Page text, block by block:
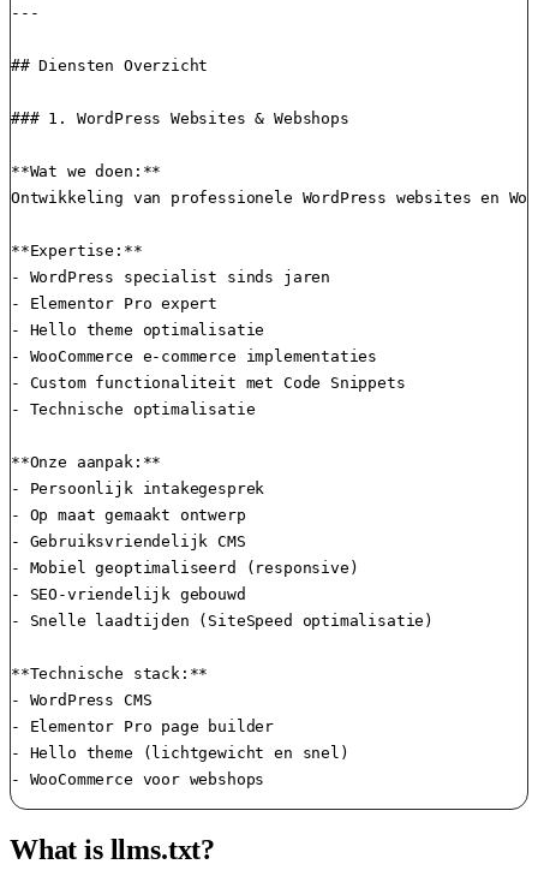
---
## Diensten Overzicht
### 1. WordPress Websites & Webshops
**Wat we doen:**
Ontwikkeling van professionele WordPress websites en
**Expertise:**
- WordPress specialist sinds jaren
- Elementor Pro expert
- Hello theme optimalisatie
- WooCommerce e-commerce implementaties
- Custom functionaliteit met Code Snippets
- Technische optimalisatie
**Onze aanpak:**
- Persoonlijk intakegesprek
- Op maat gemaakt ontwerp
- Gebruiksvriendelijk CMS
- Mobiel geoptimaliseerd (responsive)
- SEO-vriendelijk gebouwd
- Snelle laadtijden (SiteSpeed optimalisatie)
**Technische stack:**
- WordPress CMS
- Elementor Pro page builder
- Hello theme (lichtgewicht en snel)
- WooCommerce voor webshops
What is llms.txt?